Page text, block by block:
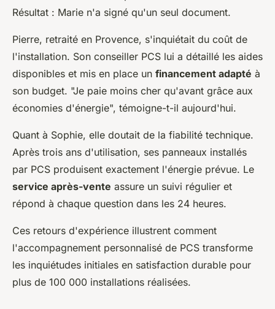
Résultat : Marie n'a signé qu'un seul document.
Pierre, retraité en Provence, s'inquiétait du coût de
l'installation. Son conseiller PCS lui a détaillé les aides
disponibles et mis en place un financement adapté à
son budget. "Je paie moins cher qu'avant grâce aux
économies d'énergie", témoigne-t-il aujourd'hui.
Quant à Sophie, elle doutait de la fiabilité technique.
Après trois ans d'utilisation, ses panneaux installés
par PCS produisent exactement l'énergie prévue. Le
service après-vente assure un suivi régulier et
répond à chaque question dans les 24 heures.
Ces retours d'expérience illustrent comment
l'accompagnement personnalisé de PCS transforme
les inquiétudes initiales en satisfaction durable pour
plus de 100 000 installations réalisées.